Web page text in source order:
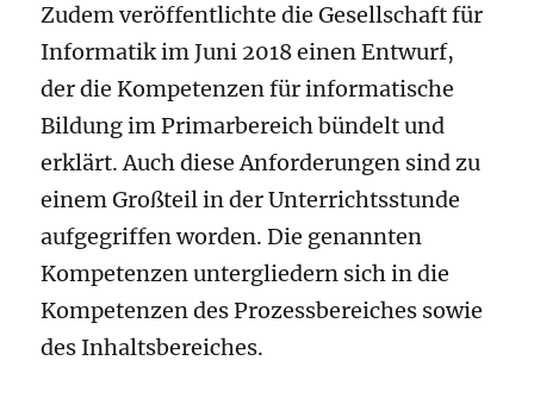
Zudem veröffentlichte die Gesellschaft für
Informatik im Juni 2018 einen Entwurf,
der die Kompetenzen für informatische
Bildung im Primarbereich bündelt und
erklärt. Auch diese Anforderungen sind zu
einem Großteil in der Unterrichtsstunde
aufgegriffen worden. Die genannten
Kompetenzen untergliedern sich in die
Kompetenzen des Prozessbereiches sowie
des Inhaltsbereiches.